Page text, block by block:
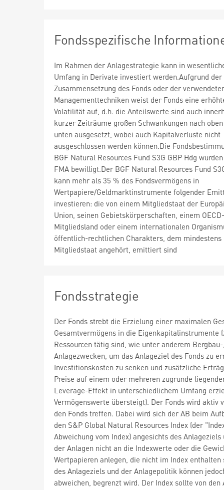
Fondsspezifische
Im Rahmen der Anlagestrategie kann in
Umfang in Derivate investiert werden.Aufgrund der
Zusammensetzung des Fonds oder der
Managementtechniken weist der Fonds eine
Volatilität auf, d.h. die Anteilswerte sind auch
kurzer Zeiträume großen Schwankungen nach
unten ausgesetzt, wobei auch Kapitalverluste nicht
ausgeschlossen werden können.Die
BGF Natural Resources Fund S3G GBP Hdg
FMA bewilligt.Der BGF Natural Resources Fund
kann mehr als 35 % des Fondsvermögens in
Wertpapiere/Geldmarktinstrumente folgender
investieren: die von einem Mitgliedstaat der
Union, seinen Gebietskörperschaften, einem OECD-
Mitgliedsland oder einem internationalen
öffentlich-rechtlichen Charakters, dem mindestens
Mitgliedstaat angehört, emittiert sind
Fondsstrategie
Der Fonds strebt die Erzielung einer maximalen
Gesamtvermögens in die Eigenkapitalinstrumente
Ressourcen tätig sind, wie unter anderem
Anlagezwecken, um das Anlageziel des Fonds zu
Investitionskosten zu senken und zusätzliche
Preise auf einem oder mehreren zugrunde
Leverage-Effekt in unterschiedlichem Umfang
Vermögenswerte übersteigt). Der Fonds wird aktiv
den Fonds treffen. Dabei wird sich der AB beim
den S&P Global Natural Resources Index (der
Abweichung vom Index) angesichts des
der Anlagen nicht an die Indexwerte oder die
Wertpapieren anlegen, die nicht im Index
des Anlageziels und der Anlagepolitik können
abweichen, begrenzt wird. Der Index sollte von